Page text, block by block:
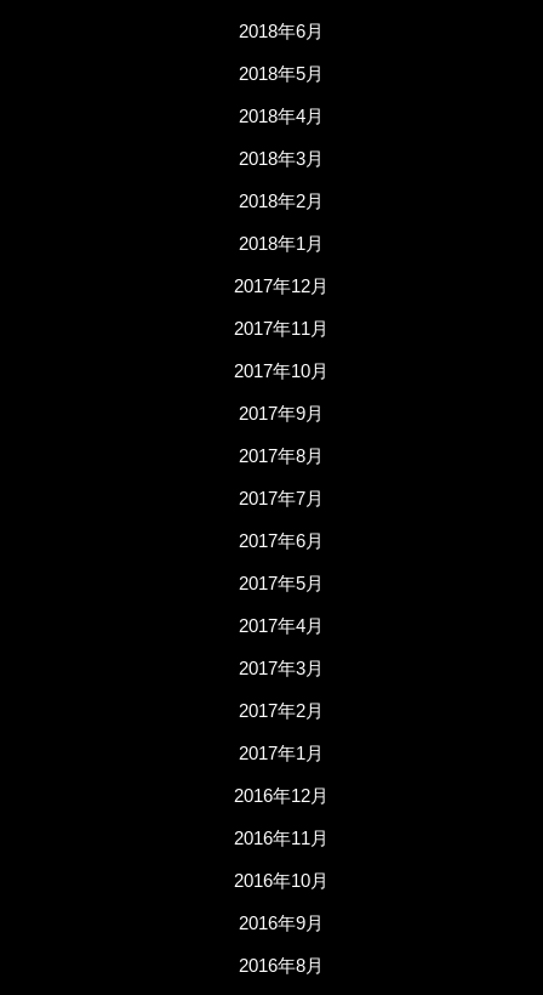
2018年6月
2018年5月
2018年4月
2018年3月
2018年2月
2018年1月
2017年12月
2017年11月
2017年10月
2017年9月
2017年8月
2017年7月
2017年6月
2017年5月
2017年4月
2017年3月
2017年2月
2017年1月
2016年12月
2016年11月
2016年10月
2016年9月
2016年8月